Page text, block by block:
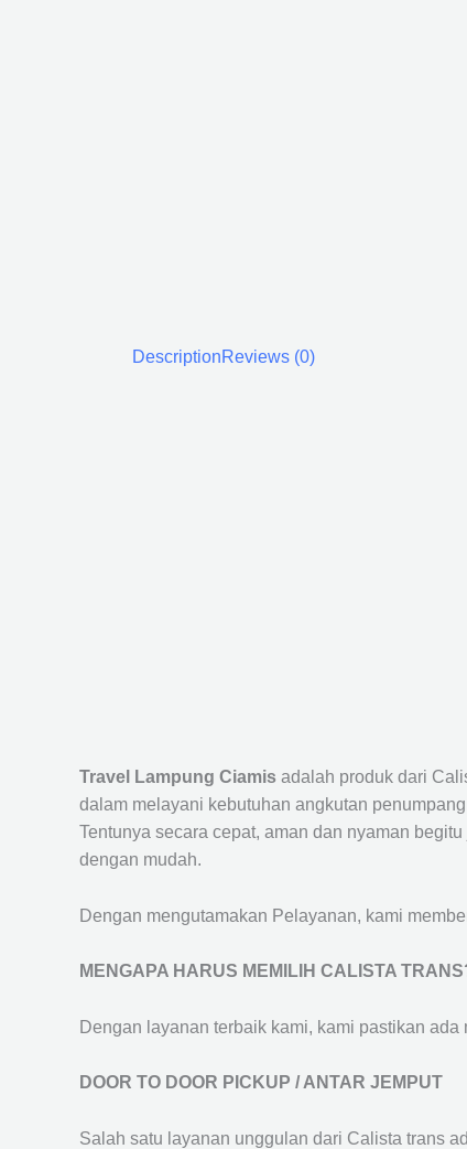
DescriptionReviews (0)
Travel Lampung Ciamis adalah produk dari
dalam melayani kebutuhan angkutan
Tentunya secara cepat, aman dan nyaman
dengan mudah.
Dengan mengutamakan Pelayanan, kami
MENGAPA HARUS MEMILIH CALISTA
Dengan layanan terbaik kami, kami pastikan
DOOR TO DOOR PICKUP / ANTAR JEMPUT
Salah satu layanan unggulan dari Calista trans